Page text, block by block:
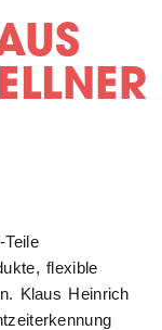
flexible
Klaus Heinrich